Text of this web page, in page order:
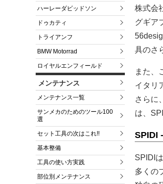
ハーレーダビッドソン
ドゥカティ
トライアンフ
BMW Motorrad
ロイヤルエンフィールド
メンテナンス
メンテナンス一覧
サンメカのためのツール100
選
セット工具の次はこれ!!
基本整備
工具の使い方実践
部位別メンテナンス
株式会
グギア
具のさ
また、
イタリ
さらに
は、
SPIDI
SPIDI
多くの